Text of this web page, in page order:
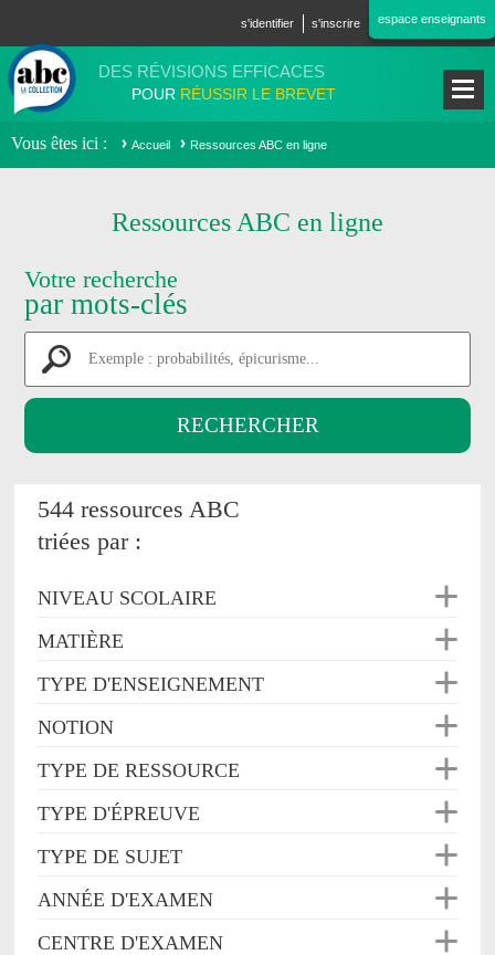
s'identifier s'inscrire espace enseignants
DES RÉVISIONS EFFICACES
POUR RÉUSSIR LE BREVET
Vous êtes ici Accueil Ressources ABC en ligne
Ressources ABC en ligne
Votre recherche
par mots-clés
544 ressources ABC
triées par :
NIVEAU SCOLAIRE
MATIÈRE
TYPE D'ENSEIGNEMENT
NOTION
TYPE DE RESSOURCE
TYPE D'ÉPREUVE
TYPE DE SUJET
ANNÉE D'EXAMEN
CENTRE D'EXAMEN